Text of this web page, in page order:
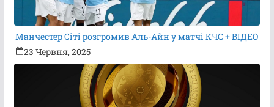
Манчестер Сіті розгромив Аль-Айн у матчі КЧС + ВІДЕО
23 Червня, 2025